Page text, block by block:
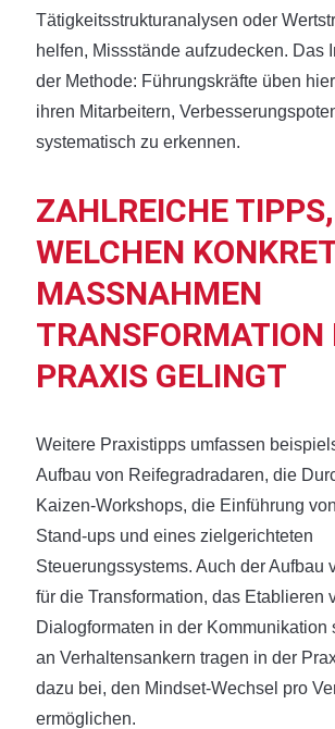
Tätigkeitsstrukturanalysen oder
helfen, Missstände aufzudecken. Das
der Methode: Führungskräfte üben
ihren Mitarbeitern,
systematisch zu erkennen.
ZAHLREICHE
WELCHEN
MASSNAHMEN T
RANSFORMATION
RAXIS GELINGT
Weitere Praxistipps umfassen
Aufbau von Reifegradradaren, die
Kaizen-Workshops, die Einführung
Stand-ups und eines zielgerichteten
Steuerungssystems. Auch der Aufbau
für die Transformation, das Etablieren
Dialogformaten in der Kommunikation
an Verhaltensankern tragen in der
dazu bei, den Mindset-Wechsel pro
ermöglichen.